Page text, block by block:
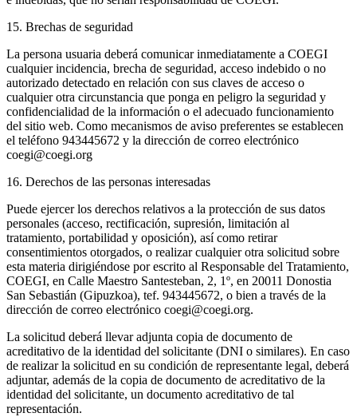
15. Brechas de seguridad
La persona usuaria deberá comunicar inmediatamente a COEGI
cualquier incidencia, brecha de seguridad, acceso indebido o no
autorizado detectado en relación con sus claves de acceso o
cualquier otra circunstancia que ponga en peligro la seguridad y
confidencialidad de la información o el adecuado funcionamiento
del sitio web. Como mecanismos de aviso preferentes se establecen
el teléfono 943445672 y la dirección de correo electrónico
coegi@coegi.org
16. Derechos de las personas interesadas
Puede ejercer los derechos relativos a la protección de sus datos
personales (acceso, rectificación, supresión, limitación al
tratamiento, portabilidad y oposición), así como retirar
consentimientos otorgados, o realizar cualquier otra solicitud sobre
esta materia dirigiéndose por escrito al Responsable del Tratamiento,
COEGI, en Calle Maestro Santesteban, 2, 1º, en 20011 Donostia
San Sebastián (Gipuzkoa), tef. 943445672, o bien a través de la
dirección de correo electrónico coegi@coegi.org.
La solicitud deberá llevar adjunta copia de documento de
acreditativo de la identidad del solicitante (DNI o similares). En caso
de realizar la solicitud en su condición de representante legal, deberá
adjuntar, además de la copia de documento de acreditativo de la
identidad del solicitante, un documento acreditativo de tal
representación.